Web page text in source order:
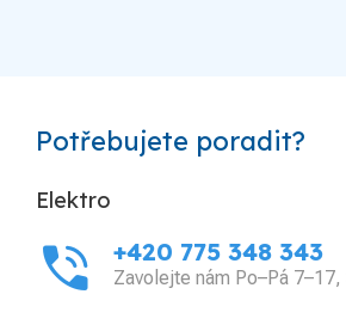
Potřebujete poradit?
Elektro
phone_in_talk +420 775 348 343
Zavolejte nám Po–Pá 7–17,